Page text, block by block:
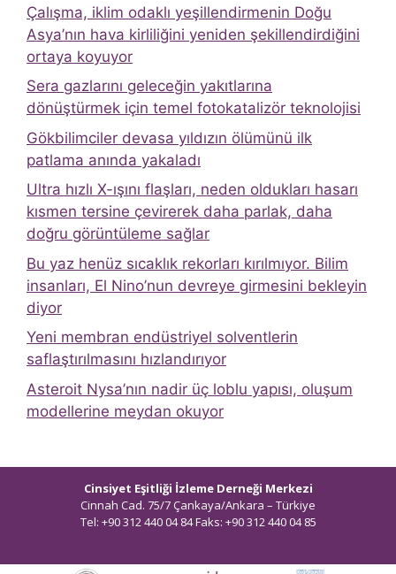
Çalışma, iklim odaklı yeşillendirmenin Doğu
Asya’nın hava kirliliğini yeniden şekillendirdiğini
ortaya koyuyor
Sera gazlarını geleceğin yakıtlarına
dönüştürmek için temel fotokatalizör teknolojisi
Gökbilimciler devasa yıldızın ölümünü ilk
patlama anında yakaladı
Ultra hızlı X-ışını flaşları, neden oldukları hasarı
kısmen tersine çevirerek daha parlak, daha
doğru görüntüleme sağlar
Bu yaz henüz sıcaklık rekorları kırılmıyor. Bilim
insanları, El Nino’nun devreye girmesini bekleyin
diyor
Yeni membran endüstriyel solventlerin
saflaştırılmasını hızlandırıyor
Asteroit Nysa’nın nadir üç loblu yapısı, oluşum
modellerine meydan okuyor
Cinsiyet Eşitliği İzleme Derneği Merkezi
Cinnah Cad. 75/7 Çankaya/Ankara – Türkiye
Tel: +90 312 440 04 84 Faks: +90 312 440 04 85